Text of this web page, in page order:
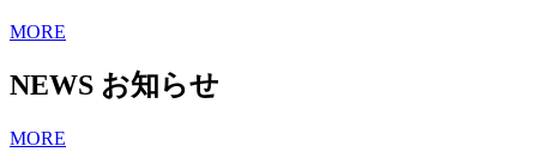
MORE
NEWS お知らせ
MORE